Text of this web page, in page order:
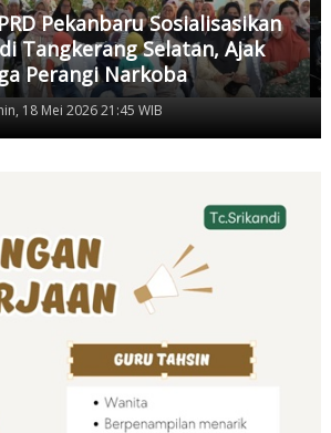
Pekanbaru Sosialisasikan
Tangkerang Selatan, Ajak
Perangi Narkoba
18 Mei 2026 21:45 WIB